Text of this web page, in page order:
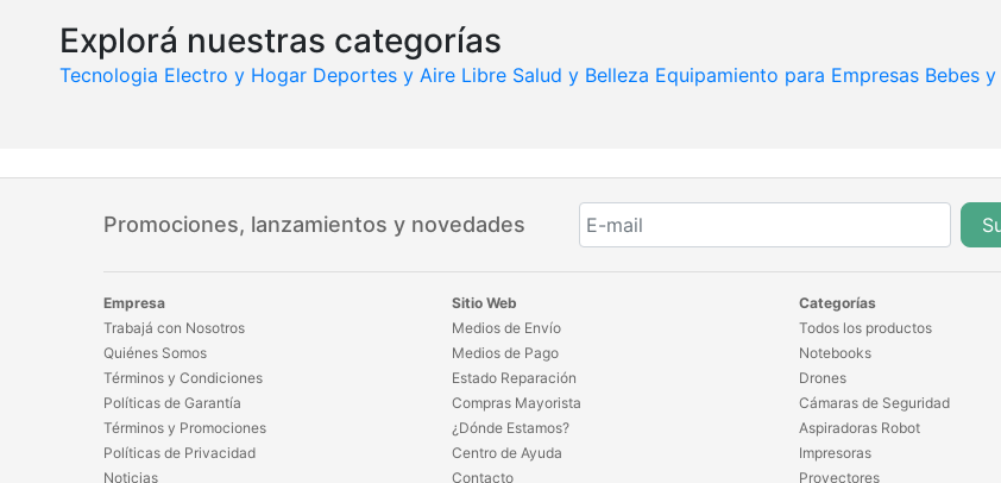
Explorá nuestras categorías
Tecnologia Electro y Hogar Deportes y Aire Libre Salud y Belleza Equipamiento para Empresas Bebes
Promociones, lanzamientos y novedades
Empresa
Trabajá con Nosotros
Quiénes Somos
Términos y Condiciones
Políticas de Garantía
Términos y Promociones
Políticas de Privacidad
Noticias
Sitio Web
Medios de Envío
Medios de Pago
Estado Reparación
Compras Mayorista
¿Dónde Estamos?
Centro de Ayuda
Contacto
Categorías
Todos los productos
Notebooks
Drones
Cámaras de Seguridad
Aspiradoras Robot
Impresoras
Proyectores